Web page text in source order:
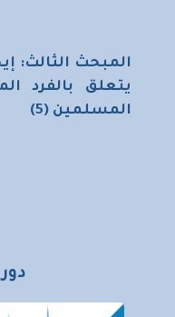
المبحث الثالث:
يتعلق بالفرد
المسلمين (5)